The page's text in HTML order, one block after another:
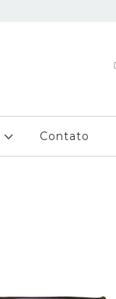
Contato